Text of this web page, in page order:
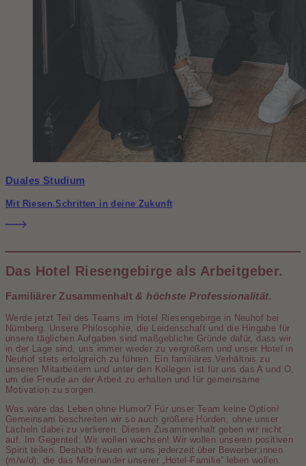
Duales Studium
Mit Riesen.Schritten in deine Zukunft
Das Hotel Riesengebirge als Arbeitgeber.
Familiärer Zusammenhalt& höchste Professionalität.
Werde jetzt Teil des Teams im Hotel Riesengebirge in Neuhof bei
Nürnberg. Unsere Philosophie, die Leiden­schaft und die Hingabe für
unsere täglichen Auf­gaben sind maßgebliche Gründe dafür, dass wir
in der Lage sind, uns immer wieder zu vergrößern und unser Hotel in
Neuhof stets erfolgreich zu führen. Ein familiäres Verhältnis zu
unseren Mitarbeitern und unter den Kollegen ist für uns das A und O,
um die Freude an der Arbeit zu erhalten und für gemein­same
Motivation zu sorgen.
Was wäre das Leben ohne Humor? Für unser Team keine Option!
Gemeinsam beschreiten wir so auch größere Hürden, ohne unser
Lächeln dabei zu verlieren. Diesen Zusammen­halt geben wir nicht
auf. Im Gegenteil: Wir wollen wachsen! Wir wollen unseren positiven
Spirit teilen. Deshalb freuen wir uns jederzeit über Bewerber:innen
(m/w/d), die das Miteinander unserer „Hotel-Familie” leben wollen.